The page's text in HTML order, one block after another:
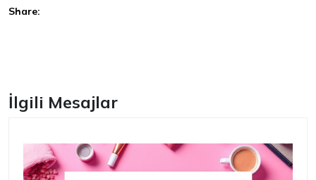
Share:
İlgili Mesajlar